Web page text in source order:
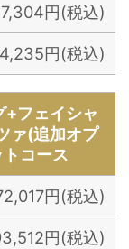
円(税込)
円(税込)
+フェイシャ
ァ(追加オプ
コース
円(税込)
円(税込)